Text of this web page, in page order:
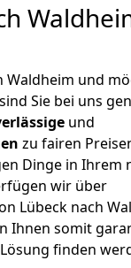
Waldheim und
Sie bei uns
und
zu fairen
Dinge in Ihrem
wir über
Lübeck nach
Ihnen somit
finden